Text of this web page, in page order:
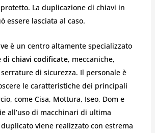
La duplicazione di chiavi in
essere lasciata al caso.
è un centro altamente specializzato
di chiavi codificate, meccaniche,
di sicurezza. Il personale è
le caratteristiche dei principali
come Cisa, Mottura, Iseo, Dom e
all’uso di macchinari di ultima
viene realizzato con estrema